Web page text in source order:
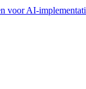
voor AI-